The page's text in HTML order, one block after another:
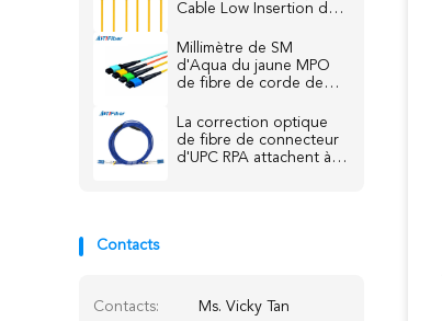
Cable Low Insertion de
Millimètre de SM
d'Aqua du jaune MPO
de fibre de corde de
pullover vert-bleu de
fibre de SM de
millimètre
La correction optique
de fibre de connecteur
d'UPC RPA attachent à
Contacts
Contacts: Ms. Vicky Tan